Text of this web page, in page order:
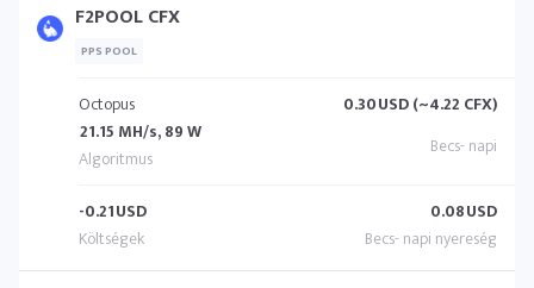
F2POOL CFX
PPS POOL
Octopus
21.15 MH/s, 89 W
0.30USD (~4.22 CFX)
-0.21USD 0.08USD